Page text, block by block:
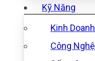
Kỹ Năng
Kinh Doanh
Công Nghệ